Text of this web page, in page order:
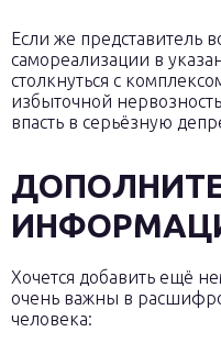
Если же представитель
самореализации в
столкнуться с
избыточной
впасть в серьёзную
Хочется добавить ещё
очень важны в
человека: